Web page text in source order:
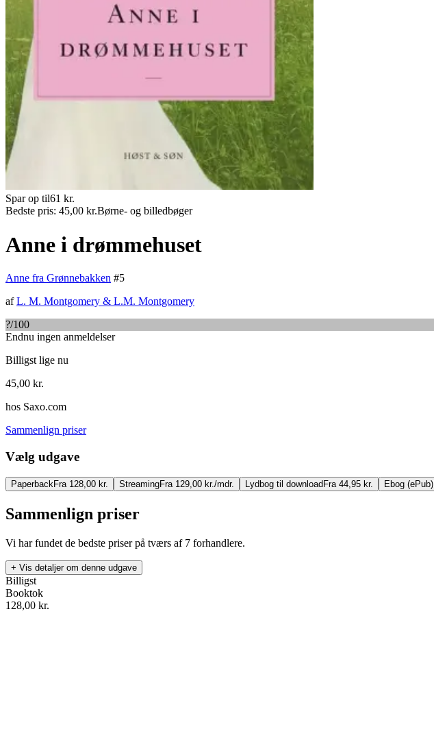
Spar op til61 kr.
Bedste pris: 45,00 kr.Børne- og billedbøger
Anne i drømmehuset
Anne fra Grønnebakken #5
afL. M. Montgomery & L.M. Montgomery
?/100
Endnu ingen anmeldelser
Billigst lige nu
45,00 kr.
hos Saxo.com
Sammenlign priser
Vælg udgave
PaperbackFra 128,00 kr. StreamingFra 129,00 kr./mdr. Lydbog til download Fra 44,95 kr. Ebog (ePub)
Sammenlign priser
Vi har fundet de bedste priser på tværs af 7 forhandlere.
+ Vis detaljer om denne udgave
Billigst
Booktok
128,00 kr.